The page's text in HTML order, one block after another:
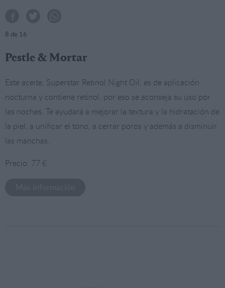
8 de 16
Pestle & Mortar
Este aceite, Superstar Retinol Night Oil, es de aplicación
nocturna y contiene retinol, por eso se aconseja su uso por
las noches. Te ayudará a mejorar la textura y la hidratación de
la piel, a unificar el tono, a cerrar poros y además a disminuir
las manchas.
Precio: 77 €